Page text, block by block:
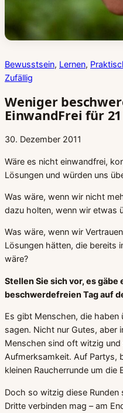
Bewusstsein, Lernen,
Zufällig
Weniger
EinwandFrei für 21
30. Dezember 2011
Wäre es nicht einwandfrei,
Lösungen und würden uns
Was wäre, wenn wir nicht
dazu holten, wenn wir etwas
Was wäre, wenn wir
Lösungen hätten, die bereits
wäre?
Stellen Sie sich vor, es gäbe
beschwerdefreien Tag auf
Es gibt Menschen, die haben
sagen. Nicht nur Gutes, aber
Menschen sind oft witzig
Aufmerksamkeit. Auf Partys,
kleinen Raucherrunde um die
Doch so witzig diese Runden
Dritte verbinden mag – am